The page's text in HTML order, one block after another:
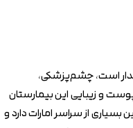
است، چشم‌پزشکی،
و زیبایی این بیمارستان
از سراسر امارات دارد و